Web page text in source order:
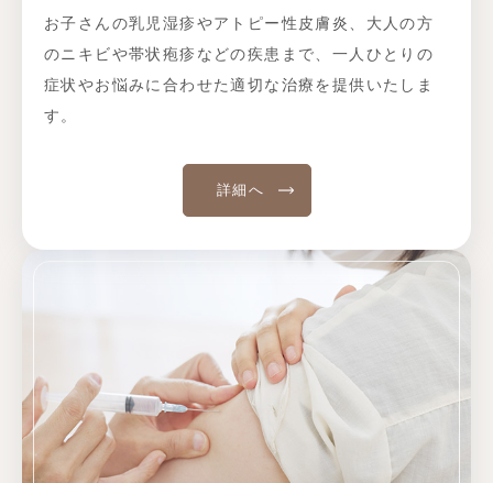
お子さんの乳児湿疹やアトピー性皮膚炎、大人の方
のニキビや帯状疱疹などの疾患まで、一人ひとりの
症状やお悩みに合わせた適切な治療を提供いたしま
す。
詳細へ